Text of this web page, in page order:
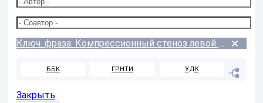
Ключ. фраза: Компрессионный стеноз левой почечной вены
ББК ГРНТИ УДК
Закрыть